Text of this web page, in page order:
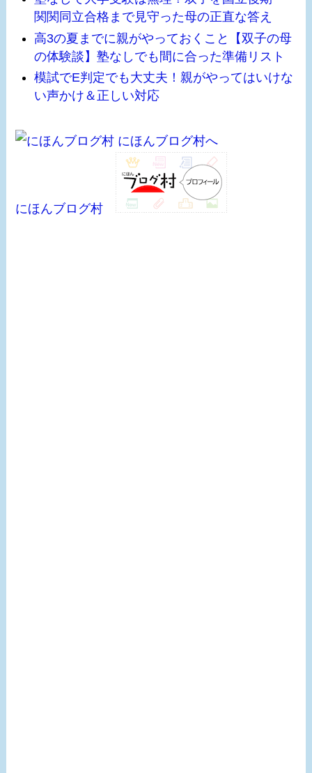
関関同立合格まで見守った母の正直な答え
高3の夏までに親がやっておくこと【双子の母
の体験談】塾なしでも間に合った準備リスト
模試でE判定でも大丈夫！親がやってはいけな
い声かけ＆正しい対応
にほんブログ村